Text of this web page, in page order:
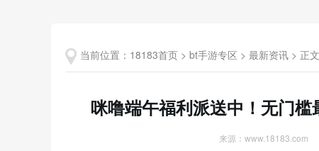
当前位置： 18183首页 > bt手游专区 > 最新资讯 > 正文
咪噜端午福利派送中！无门槛
来源：www.18183.com